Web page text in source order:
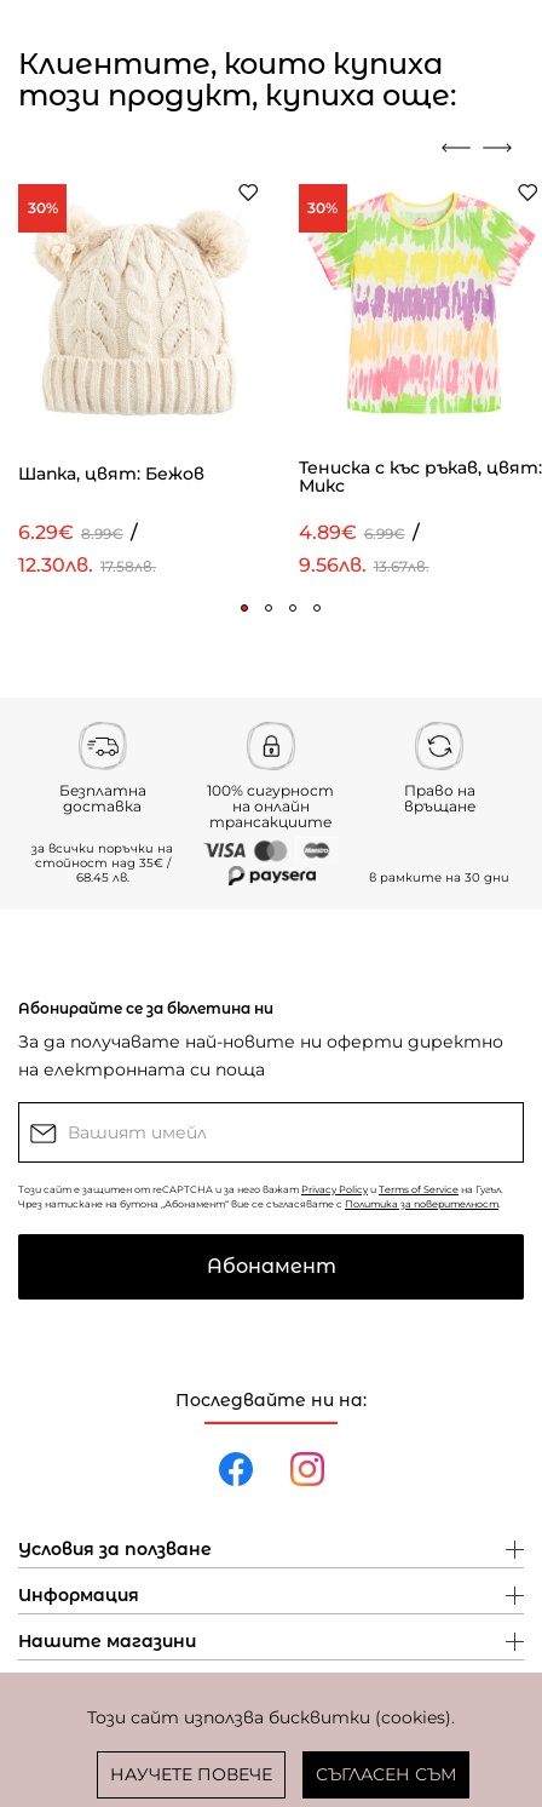
Този сайт използва бисквитки (cookies).
НАУЧЕТЕ ПОВЕЧЕ СЪГЛАСЕН СЪМ
Клиентите, които купиха
този продукт, купиха още:
30%
Шапка, цвят: Бежов
6.29€ 8.99€ /
12.30лв. 17.58лв.
30%
Тениска с къс ръкав, цвят:
Микс
4.89€ 6.99€ /
9.56лв. 13.67лв.
Безплатна
доставка
за всички поръчки на
стойност над 35€ /
68.45 лв.
100% сигурност
на онлайн
трансакциите
Право на
връщане
в рамките на 30 дни
Последвайте ни на:
Условия за ползване
Информация
Нашите магазини
Абонирайте се за бюлетина ни
За да получавате най-новите ни оферти директно
на електронната си поща
Този сайт е защитен от reCAPTCHA и за него важат Privacy Policy и Terms of Service на Гугъл.
Чрез натискане на бутона „Абонамент“ вие се съгласявате с Политика за поверителност
Абонамент
Фиксиран курс за превалутиране: 1 EUR = 1,95583 BGN